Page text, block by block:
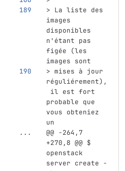
> La liste des
images
disponibles
n'étant pas
figée (les
images sont
> mises à jour
réguliérement),
il est fort
probable que
vous obteniez
un
...
@@ -264,7
+270,8 @@ $
openstack
server create -